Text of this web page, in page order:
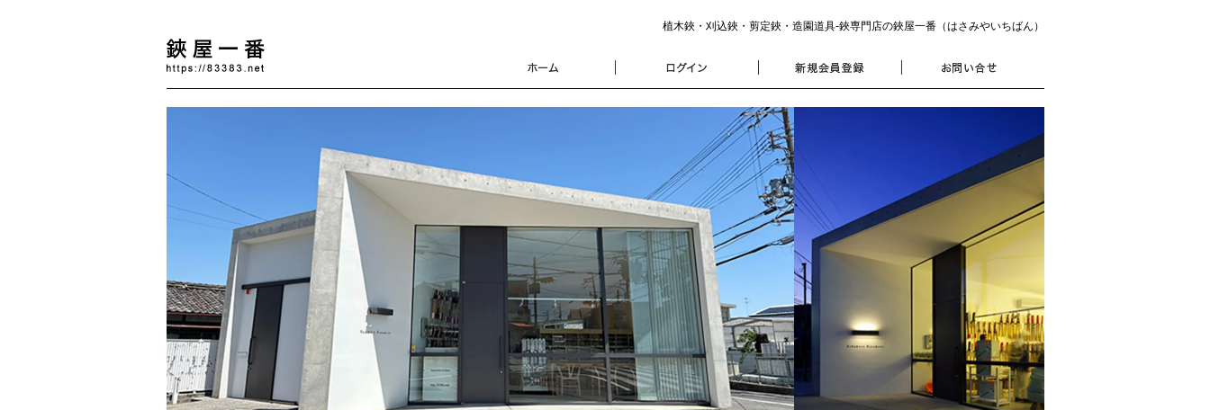
植木鋏・刈込鋏・剪定鋏・造園道具‐鋏専門店の鋏屋一番（はさみやいちばん）